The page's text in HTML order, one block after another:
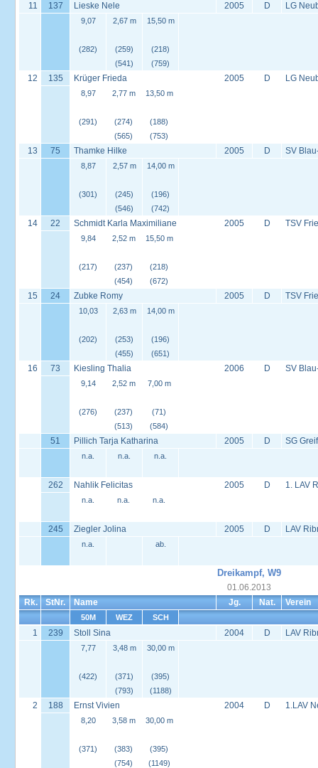
11 137 Lieske Nele 2005 D LG
9,07
(282)
2,67 m
(259)
(541)
15,50 m
(218)
(759)
12 135 Krüger Frieda 2005 D LG
8,97
(291)
2,77 m
(274)
(565)
13,50 m
(188)
(753)
13 75 Thamke Hilke 2005 D SV
8,87
(301)
2,57 m
(245)
(546)
14,00 m
(196)
(742)
14 22 Schmidt Karla Maximiliane 2005 D TSV
9,84
(217)
2,52 m
(237)
(454)
15,50 m
(218)
(672)
15 24 Zubke Romy 2005 D TSV
10,03
(202)
2,63 m
(253)
(455)
14,00 m
(196)
(651)
16 73 Kiesling Thalia 2006 D SV
9,14
(276)
2,52 m
(237)
(513)
7,00 m
(71)
(584)
51 Pillich Tarja Katharina 2005 D SG
n.a. n.a. n.a.
262 Nahlik Felicitas 2005 D 1. LAV
n.a. n.a. n.a.
245 Ziegler Jolina 2005 D LAV
n.a. ab.
Dreikampf, W9
01.06.2013
Rk.
StNr. Name Jg. Nat. Verein
50M WEZ SCH
1 239 Stoll Sina 2004 D LAV
7,77
(422)
3,48 m
(371)
(793)
30,00 m
(395)
(1188)
2 188 Ernst Vivien 2004 D 1.LAV
8,20
(371)
3,58 m
(383)
(754)
30,00 m
(395)
(1149)